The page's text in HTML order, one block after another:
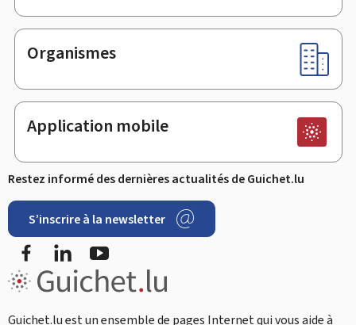
Organismes
Application mobile
Restez informé des dernières actualités de Guichet.lu
S’inscrire à la newsletter
FacebookLinkedIn
Guichet.lu est un ensemble de pages Internet qui vous aide à